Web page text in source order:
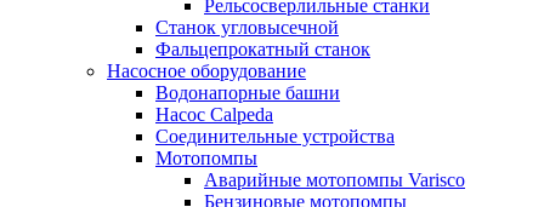
Рельсосверлильные станки
Станок угловысечной
Фальцепрокатный станок
Насосное оборудование
Водонапорные башни
Насос Calpeda
Соединительные устройства
Мотопомпы
Аварийные мотопомпы Varisco
Бензиновые мотопомпы